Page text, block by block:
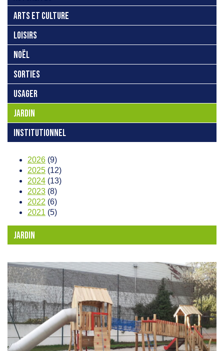
ARTS ET CULTURE
LOISIRS
NOËL
SORTIES
USAGER
JARDIN
INSTITUTIONNEL
2026 (9)
2025 (12)
2024 (13)
2023 (8)
2022 (6)
2021 (5)
JARDIN